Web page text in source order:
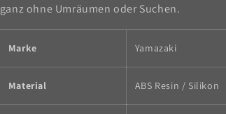
ganz ohne Umräumen oder Suchen.
Marke Yamazaki
Material ABS Resin / Silikon